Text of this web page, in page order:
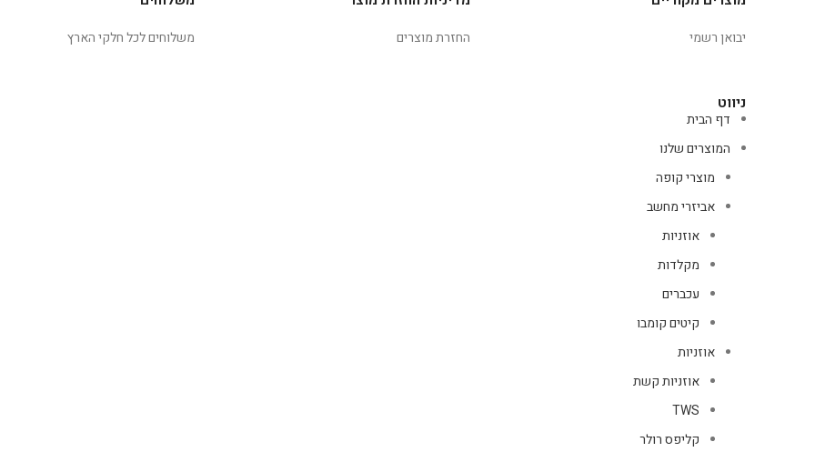
יבואן רשמי החזרת מוצרים משלוחים לכל חלקי הארץ
ניווט
דף הבית
המוצרים שלנו
מוצרי קופה
אביזרי מחשב
אוזניות
מקלדות
עכברים
קיטים קומבו
אוזניות
אוזניות קשת
TWS
קליפס רולר